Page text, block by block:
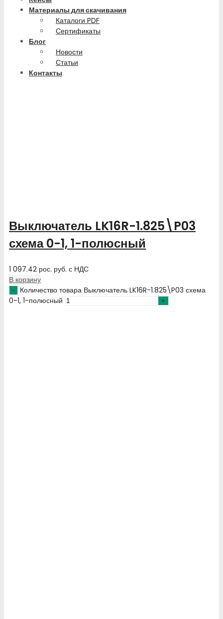
Материалы для скачивания
Каталоги PDF
Сертификаты
Блог
Новости
Статьи
Контакты
Выключатель LK16R-1.825\P03
схема 0-1, 1-полюсный
1 097.42 рос. руб. с НДС
В корзину
Количество товара Выключатель LK16R-1.825\P03 схема
0-1, 1-полюсный